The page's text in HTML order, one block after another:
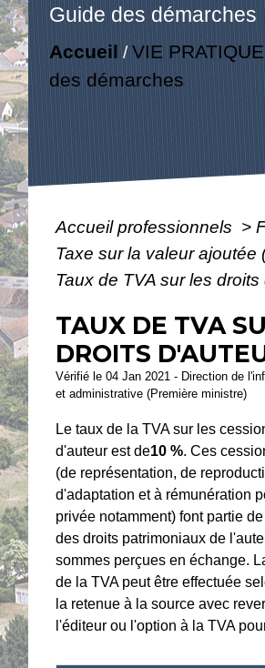
Guide des démarches
Accueil /VIE PRATIQUE
des démarches
Accueil professionnels >
Taxe sur la valeur ajoutée
Taux de TVA sur les
TAUX DE TVA
DROITS
Vérifié le 04 Jan 2021 - Direction de
et administrative (Première ministre)
Le taux de la TVA sur les
d'auteur est de10 %. Ces
(de représentation, de
d'adaptation et à rémunération
privée notamment) font partie
des droits patrimoniaux de
sommes perçues en échange.
de la TVA peut être effectuée
la retenue à la source avec
l'éditeur ou l'option à la TVA